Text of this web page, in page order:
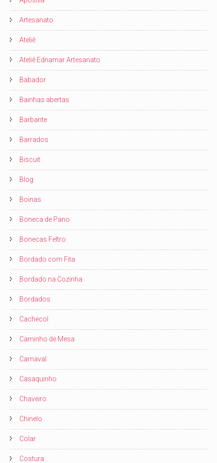
Artesanato
Ateliê
Ateliê Ednamar Artesanato
Babador
Bainhas abertas
Barbante
Barrados
Biscuit
Blog
Boinas
Boneca de Pano
Bonecas Feltro
Bordado com Fita
Bordado na Cozinha
Bordados
Cachecol
Caminho de Mesa
Carnaval
Casaquinho
Chaveiro
Chinelo
Colar
Costura